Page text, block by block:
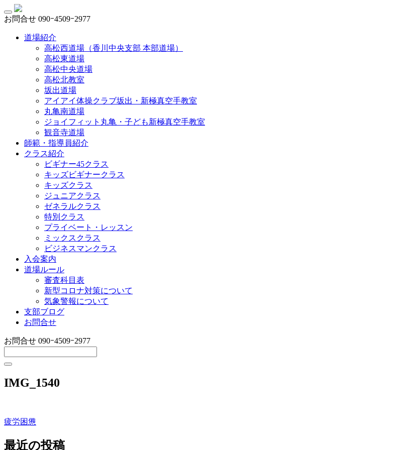
お問合せ 090ｰ4509ｰ2977
道場紹介
高松西道場（香川中央支部 本部道場）
高松東道場
高松中央道場
高松北教室
坂出道場
アイアイ体操クラブ坂出・新極真空手教室
丸亀南道場
ジョイフィット丸亀・子ども新極真空手教室
観音寺道場
師範・指導員紹介
クラス紹介
ビギナー45クラス
キッズビギナークラス
キッズクラス
ジュニアクラス
ゼネラルクラス
特別クラス
プライベート・レッスン
ミックスクラス
ビジネスマンクラス
入会案内
道場ルール
審査科目表
新型コロナ対策について
気象警報について
支部ブログ
お問合せ
お問合せ 090ｰ4509ｰ2977
IMG_1540
投
稿
疲労困憊
最近の投稿